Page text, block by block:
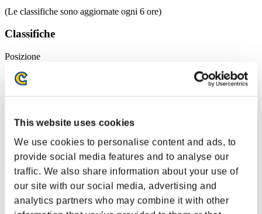
This website uses cookies
We use cookies to personalise content and ads, to
provide social media features and to analyse our
traffic. We also share information about your use of
our site with our social media, advertising and
analytics partners who may combine it with other
(Le classifiche sono aggiornate ogni 6 ore)
Classifiche
Posizione
VTKurzer
Punteggio:1750334